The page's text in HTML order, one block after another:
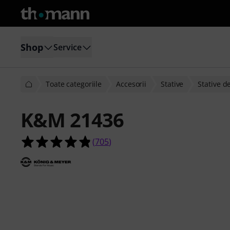
Shop Service
Toate categoriile Accesorii Stative Stative
K&M 21436
4.8 din 5 stele din 705 evaluări ale
(705)